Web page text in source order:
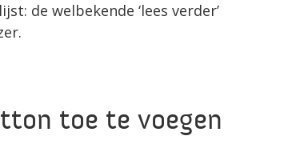
de welbekende ‘lees verder’
toe te voegen